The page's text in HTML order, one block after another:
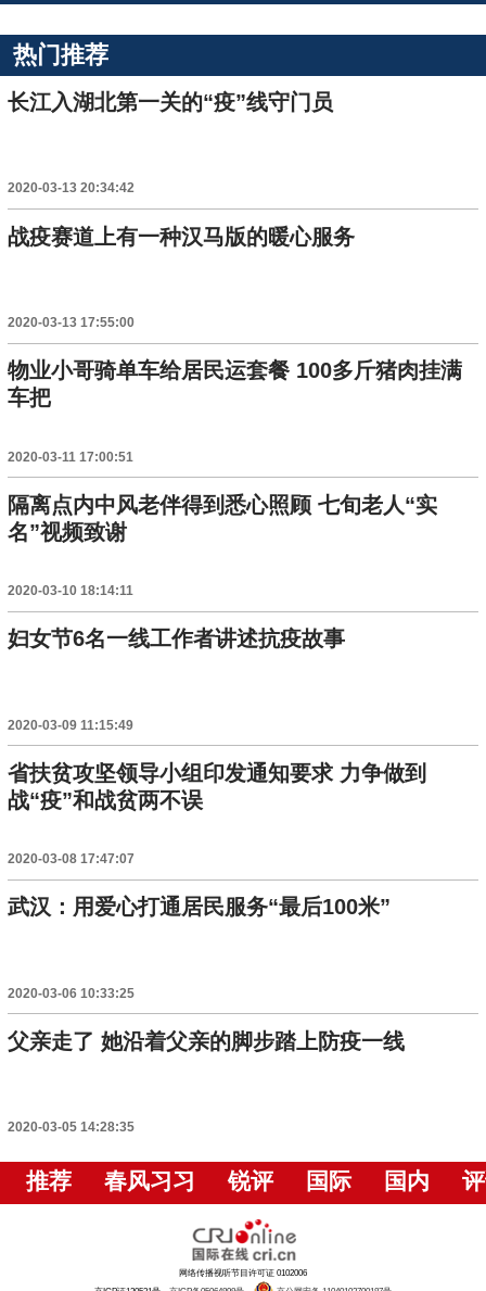
热门推荐
长江入湖北第一关的“疫”线守门员
2020-03-13 20:34:42
战疫赛道上有一种汉马版的暖心服务
2020-03-13 17:55:00
物业小哥骑单车给居民运套餐 100多斤猪肉挂满
车把
2020-03-11 17:00:51
隔离点内中风老伴得到悉心照顾 七旬老人“实
名”视频致谢
2020-03-10 18:14:11
妇女节6名一线工作者讲述抗疫故事
2020-03-09 11:15:49
省扶贫攻坚领导小组印发通知要求 力争做到
战“疫”和战贫两不误
2020-03-08 17:47:07
武汉：用爱心打通居民服务“最后100米”
2020-03-06 10:33:25
父亲走了 她沿着父亲的脚步踏上防疫一线
2020-03-05 14:28:35
推荐 春风习习 锐评 国际 国内
网络传播视听节目许可证 0102006